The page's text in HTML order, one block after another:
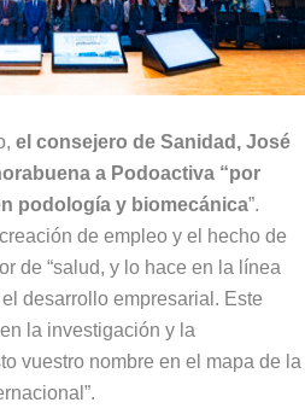
el consejero de Sanidad, José
a Podoactiva “por
podología y biomecánica”.
de empleo y el hecho de
de “salud, y lo hace en la línea
desarrollo empresarial. Este
la investigación y la
vuestro nombre en el mapa de la